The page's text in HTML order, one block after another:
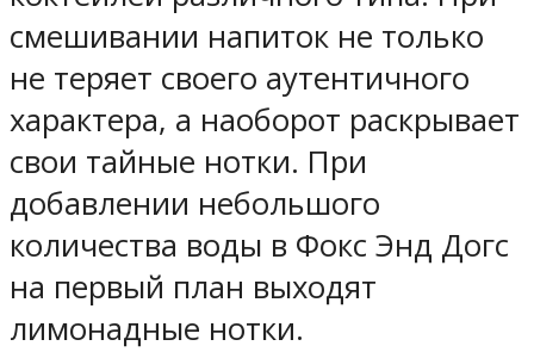
смешивании напиток не только
не теряет своего аутентичного
характера, а наоборот раскрывает
свои тайные нотки. При
добавлении небольшого
количества воды в Фокс Энд Догс
на первый план выходят
лимонадные нотки.